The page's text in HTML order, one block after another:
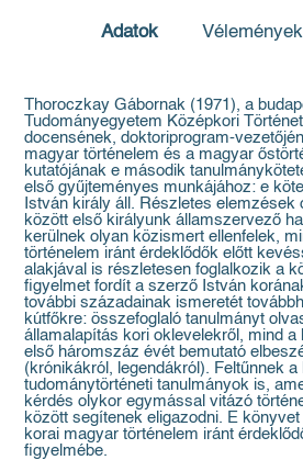
Adatok Vélemények
Thoroczkay Gábornak (1971), a
Tudományegyetem Középkori
docensének, doktoriprogram-
magyar történelem és a magyar
kutatójának e második
első gyűjteményes munkájához: e
István király áll. Részletes elemzések
között első királyunk államszervező
kerülnek olyan közismert ellenfelek,
történelem iránt érdeklődők előtt
alakjával is részletesen foglalkozik a
figyelmet fordít a szerző István
további századainak ismeretét
kútfőkre: összefoglaló tanulmányt
államalapítás kori oklevelekről, mind
első háromszáz évét bemutató
(krónikákról, legendákról). Feltűnnek a
tudománytörténeti tanulmányok is,
kérdés olykor egymással vitázó
között segítenek eligazodni. E
korai magyar történelem iránt
figyelmébe.